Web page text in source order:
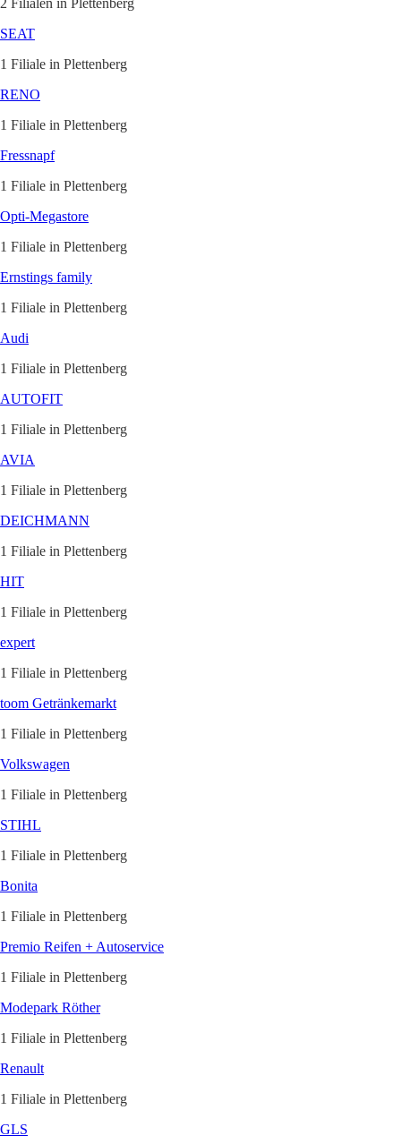
SEAT
1 Filiale in Plettenberg
RENO
1 Filiale in Plettenberg
Fressnapf
1 Filiale in Plettenberg
Opti-Megastore
1 Filiale in Plettenberg
Ernstings family
1 Filiale in Plettenberg
Audi
1 Filiale in Plettenberg
AUTOFIT
1 Filiale in Plettenberg
AVIA
1 Filiale in Plettenberg
DEICHMANN
1 Filiale in Plettenberg
HIT
1 Filiale in Plettenberg
expert
1 Filiale in Plettenberg
toom Getränkemarkt
1 Filiale in Plettenberg
Volkswagen
1 Filiale in Plettenberg
STIHL
1 Filiale in Plettenberg
Bonita
1 Filiale in Plettenberg
Premio Reifen + Autoservice
1 Filiale in Plettenberg
Modepark Röther
1 Filiale in Plettenberg
Renault
1 Filiale in Plettenberg
GLS